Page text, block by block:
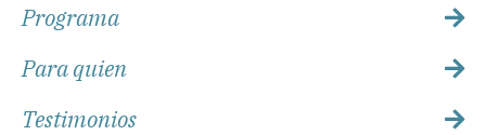
Programa
Para quien
Testimonios